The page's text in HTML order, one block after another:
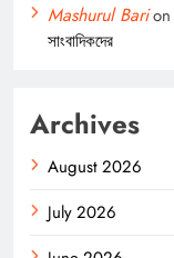
Mashurul Barion
সাংবাদিকদের
Archives
August 2026
July 2026